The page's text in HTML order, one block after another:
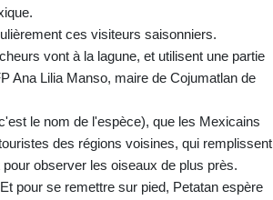
ces visiteurs saisonniers.
vont à la lagune, et utilisent une partie
Ana Lilia Manso, maire de Cojumatlan de
le nom de l'espèce), que les Mexicains
des régions voisines, qui remplissent
observer les oiseaux de plus près.
pour se remettre sur pied, Petatan espère